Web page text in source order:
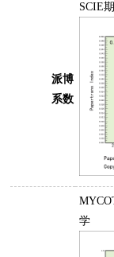
派博
系数
SCIE
学